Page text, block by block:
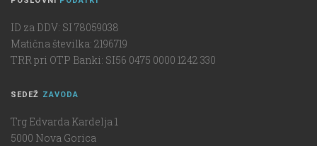
ID za DDV: SI 78059038
Matična številka: 2196719
TRR pri OTP Banki: SI56 0475 0000 1242 330
SEDEŽ ZAVODA
Trg Edvarda Kardelja 1
5000 Nova Gorica